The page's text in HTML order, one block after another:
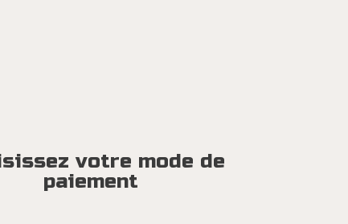
votre mode de
paiement